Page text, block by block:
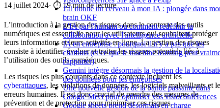
J'ai donné un cerveau à mon IA : plongée dans
brain OKF
L'IA par l'humain ou comment redéfinir la
collaboration avec l'intelligence artificielle
IA en entreprise : pourquoi il n'y a pas que les
chatbots (et ce que le machine learning peut
t'apporter)
Gemini intègre désormais la gestion de la
des données pour les entreprises
Une nouvelle gestion de la bande passante dans
Google Meet pour optimiser vos visioconférences
Google sheets prend désormais en charge
14 juillet 2024· ⏱️ 19 min de lecture
L’introduction à la gestion des risques dans le contexte des outils
numériques est essentielle pour les utilisateurs qui souhaitent protéger
leurs informations et leurs activités en ligne. La gestion des risques
consiste à identifier, évaluer et traiter les risques potentiels liés à
l’utilisation des outils numériques.
Les risques les plus courants dans ce contexte incluent les
cyberattaques, les violations de données, les logiciels malveillants et
erreurs humaines. Il est donc crucial de prendre des mesures de
prévention et de protection pour minimiser ces risques.